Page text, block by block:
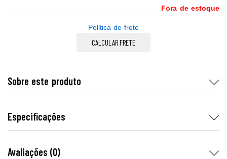
Fora de estoque
Politica de frete
CALCULAR FRETE
Sobre este produto
Especificações
Avaliações (0)